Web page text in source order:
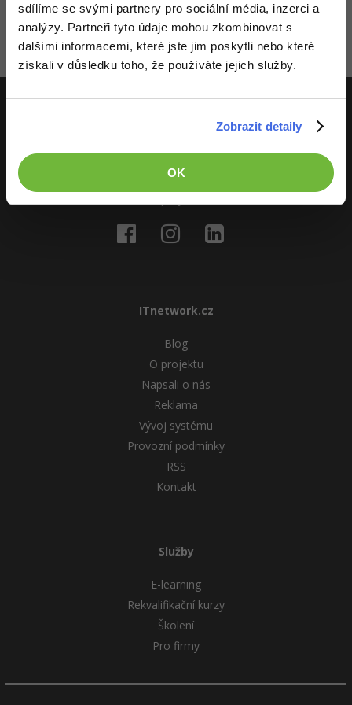
sdílíme se svými partnery pro sociální média, inzerci a
analýzy. Partneři tyto údaje mohou zkombinovat s
dalšími informacemi, které jste jim poskytli nebo které
získali v důsledku toho, že používáte jejich služby.
Zobrazit detaily
OK
Copywriter
WordPress specialista
SEO specialista
Algoritmy -41%
Umělá inteligence (AI) -10%
Time management
Windows
Kybernetická bezpečnost
Fórum
registrovaní členové. Pro zapojení do diskuze sepřihlas.
Pokud ještě nemáš účet, zaregistruj se, je to zdarma.
Zatím nikdo nevložil komentář - buď první!
Učíme národ IT
ITnetwork.cz
Blog
O projektu
Napsali o nás
Reklama
Vývoj systému
Provozní podmínky
RSS
Kontakt
Služby
E-learning
Rekvalifikační kurzy
Školení
Pro firmy